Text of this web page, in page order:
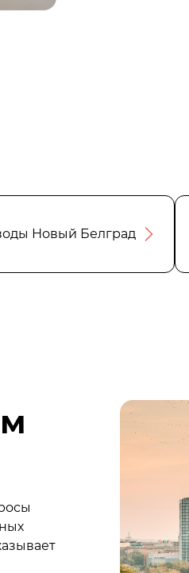
Новый Белград